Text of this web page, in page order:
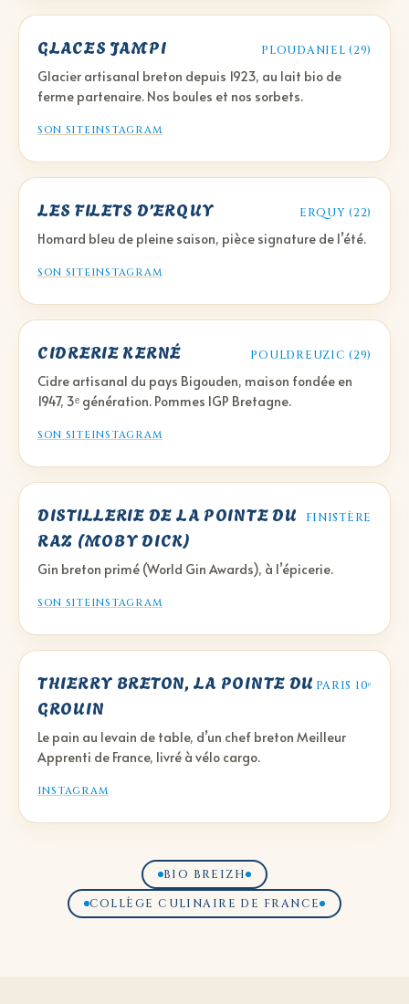
GLACES JAMPI PLOUDANIEL (29)
Glacier artisanal breton depuis 1923, au lait bio de
ferme partenaire. Nos boules et nos sorbets.
SON SITEINSTAGRAM
LES FILETS D’ERQUY ERQUY (22)
Homard bleu de pleine saison, pièce signature de l’été.
SON SITEINSTAGRAM
CIDRERIE KERNÉ POULDREUZIC (29)
Cidre artisanal du pays Bigouden, maison fondée en
1947, 3ᵉ génération. Pommes IGP Bretagne.
SON SITEINSTAGRAM
DISTILLERIE DE LA POINTE DU
RAZ (MOBY DICK)
FINISTÈRE
Gin breton primé (World Gin Awards), à l’épicerie.
SON SITEINSTAGRAM
THIERRY BRETON, LA POINTE DU
GROUIN
PARIS 10ᵉ
Le pain au levain de table, d’un chef breton Meilleur
Apprenti de France, livré à vélo cargo.
INSTAGRAM
BIO BREIZH
COLLÈGE CULINAIRE DE FRANCE